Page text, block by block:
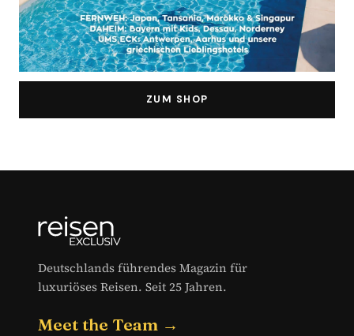
ZUM SHOP
Deutschlands führendes Magazin für
luxuriöses Reisen. Seit 25 Jahren.
Meet the Team →